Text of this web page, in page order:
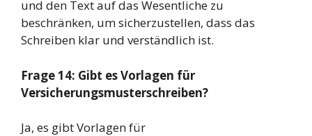
und den Text auf das Wesentliche zu
beschränken, um sicherzustellen, dass das
Schreiben klar und verständlich ist.
Frage 14: Gibt es Vorlagen für
Versicherungsmusterschreiben?
Ja, es gibt Vorlagen für